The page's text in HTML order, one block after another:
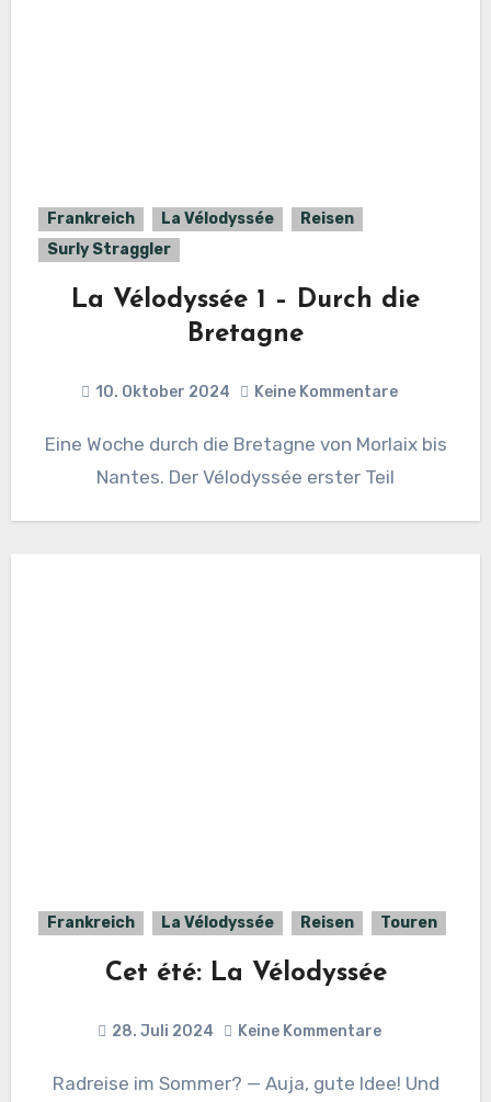
Frankreich La Vélodyssée
Reisen
Surly Straggler
La Vélodyssée 1 – Durch die
Bretagne
10. Oktober 2024 Keine Kommentare
Eine Woche durch die Bretagne von Morlaix bis
Nantes. Der Vélodyssée erster Teil
Frankreich La Vélodyssée Reisen Touren
Cet été: La Vélodyssée
28. Juli 2024 Keine Kommentare
Radreise im Sommer? — Auja, gute Idee! Und